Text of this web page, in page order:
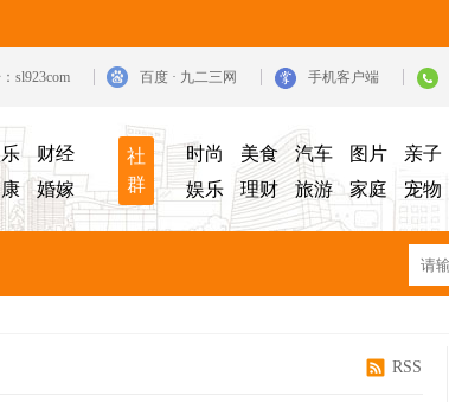
sl923com 百度 · 九二三网 手机客户端
财经
婚嫁
社
群
时尚 美食 汽车 图片
亲子
娱乐
理财 旅游 家庭 宠物
RSS